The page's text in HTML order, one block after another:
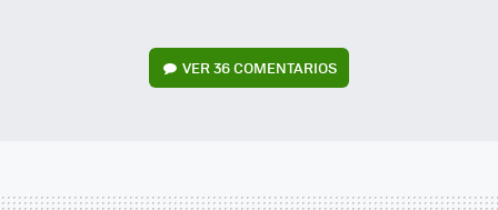
VER36 COMENTARIOS